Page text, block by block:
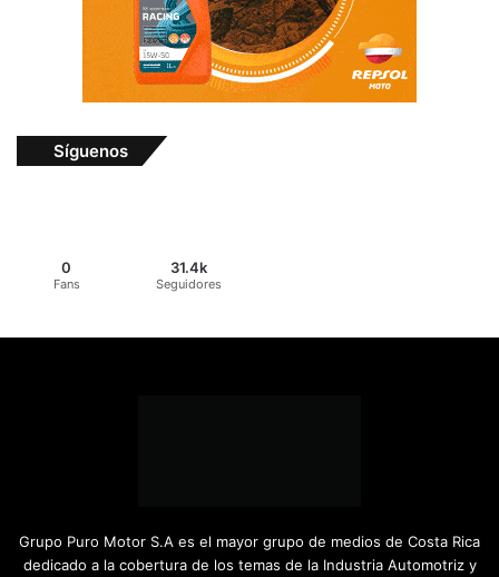
Síguenos
0
Fans
31.4k
Seguidores
Grupo Puro Motor S.A es el mayor grupo de medios de Costa Rica
dedicado a la cobertura de los temas de la Industria Automotriz y